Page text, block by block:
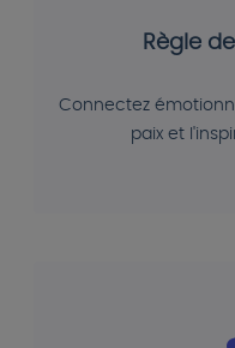
Règle
Connectez
paix et